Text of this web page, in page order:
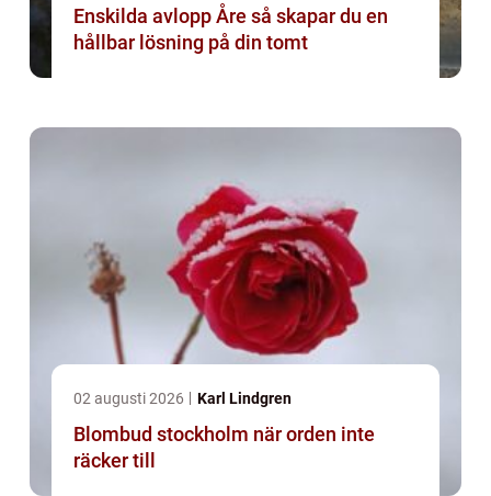
Enskilda avlopp Åre så skapar du en
hållbar lösning på din tomt
02 augusti 2026 Karl Lindgren
Blombud stockholm när orden inte
räcker till